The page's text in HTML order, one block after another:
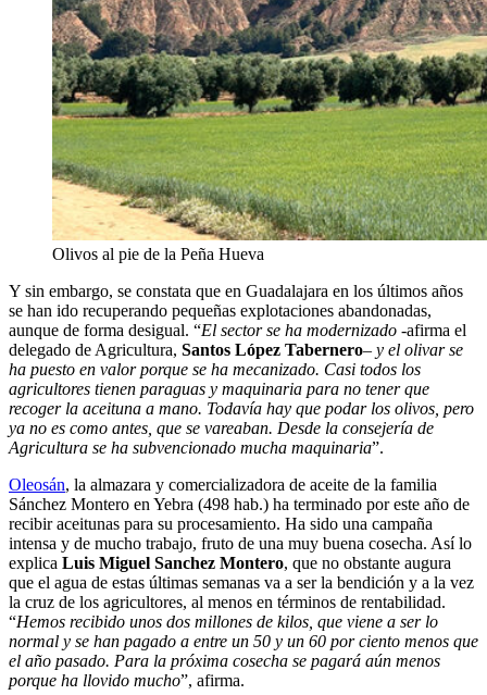
Olivos al pie de la Peña Hueva
Y sin embargo, se constata que en Guadalajara en los últimos años
se han ido recuperando pequeñas explotaciones abandonadas,
aunque de forma desigual. “El sector se ha modernizado -afirma el
delegado de Agricultura, Santos López Tabernero– y el olivar se
ha puesto en valor porque se ha mecanizado. Casi todos los
agricultores tienen paraguas y maquinaria para no tener que
recoger la aceituna a mano. Todavía hay que podar los olivos, pero
ya no es como antes, que se vareaban. Desde la consejería de
Agricultura se ha subvencionado mucha maquinaria”.
Oleosán, la almazara y comercializadora de aceite de la familia
Sánchez Montero en Yebra (498 hab.) ha terminado por este año de
recibir aceitunas para su procesamiento. Ha sido una campaña
intensa y de mucho trabajo, fruto de una muy buena cosecha. Así lo
explica Luis Miguel Sanchez Montero, que no obstante augura
que el agua de estas últimas semanas va a ser la bendición y a la vez
la cruz de los agricultores, al menos en términos de rentabilidad.
“Hemos recibido unos dos millones de kilos, que viene a ser lo
normal y se han pagado a entre un 50 y un 60 por ciento menos que
el año pasado. Para la próxima cosecha se pagará aún menos
porque ha llovido mucho”, afirma.